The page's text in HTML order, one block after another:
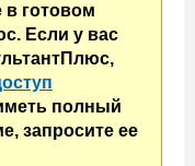
в готовом
Если у вас
полный
запросите ее